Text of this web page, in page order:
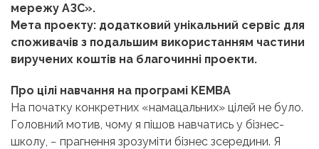
мережу АЗС».
Мета проекту: додатковий унікальний сервіс для
споживачів з подальшим використанням частини
виручених коштів на благочинні проекти.
Про цілі навчання на програмі KEMBA
На початку конкретних «намацальних» цілей не було.
Головний мотив, чому я пішов навчатись у бізнес-
школу, − прагнення зрозуміти бізнес зсередини. Я